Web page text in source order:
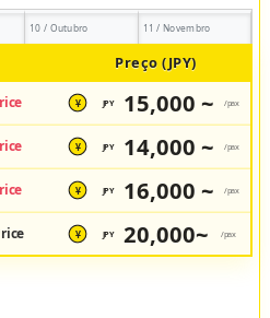
10 / Outubro 11 / Novembro
Preço (JPY)
¥ JPY 15,000 ~ /pax
¥ JPY 14,000 ~ /pax
¥ JPY 16,000 ~ /pax
¥ JPY 20,000~ /pax